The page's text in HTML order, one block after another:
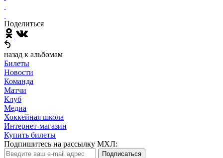
Поделиться
назад к альбомам
Билеты
Новости
Команда
Матчи
Клуб
Медиа
Хоккейная школа
Интернет-магазин
Купить билеты
Подпишитесь на рассылку МХЛ:
Подписаться